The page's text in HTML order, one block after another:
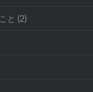
と (2)